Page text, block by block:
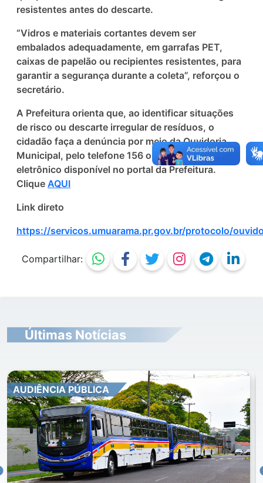
resistentes antes do descarte.
“Vidros e materiais cortantes devem ser
embalados adequadamente, em garrafas PET,
caixas de papelão ou recipientes resistentes, para
garantir a segurança durante a coleta”, reforçou o
secretário.
A Prefeitura orienta que, ao identificar situações
de risco ou descarte irregular de resíduos, o
cidadão faça a denúncia por meio da Ouvidoria
Municipal, pelo telefone 156 ou pelo sistema
eletrônico disponível no portal da Prefeitura.
Clique AQUI
Link direto
https://servicos.umuarama.pr.gov.br/protocolo/
Compartilhar:
Últimas Notícias
AUDIÊNCIA PÚBLICA